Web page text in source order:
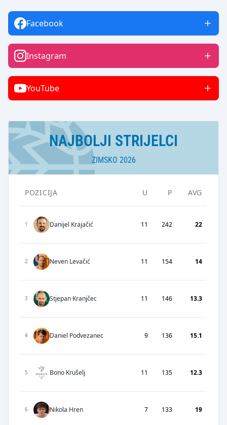
Facebook
Instagram
YouTube
NAJBOLJI STRIJELCI
ZIMSKO 2026
POZICIJA U P AVG
1 Danijel Krajačić 11 242 22
2 Neven Levačić 11 154 14
3 Stjepan Kranjčec 11 146 13.3
4 Daniel Podvezanec 9 136 15.1
5 Bono Krušelj 11 135 12.3
6 Nikola Hren 7 133 19